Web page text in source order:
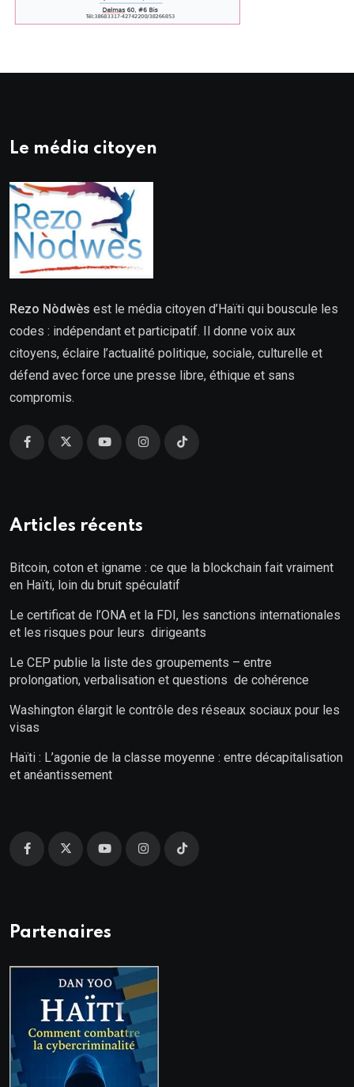
Le média citoyen
Rezo Nòdwès est le média citoyen d’Haïti qui bouscule les
codes : indépendant et participatif. Il donne voix aux
citoyens, éclaire l’actualité politique, sociale, culturelle et
défend avec force une presse libre, éthique et sans
compromis.
Articles récents
Bitcoin, coton et igname : ce que la blockchain fait vraiment
en Haïti, loin du bruit spéculatif
Le certificat de l’ONA et la FDI, les sanctions internationales
et les risques pour leurs dirigeants
Le CEP publie la liste des groupements – entre
prolongation, verbalisation et questions de cohérence
Washington élargit le contrôle des réseaux sociaux pour les
visas
Haïti : L’agonie de la classe moyenne : entre décapitalisation
et anéantissement
Partenaires